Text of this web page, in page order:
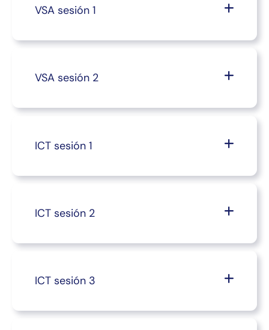
VSA sesión 1
VSA sesión 2
ICT sesión 1
ICT sesión 2
ICT sesión 3